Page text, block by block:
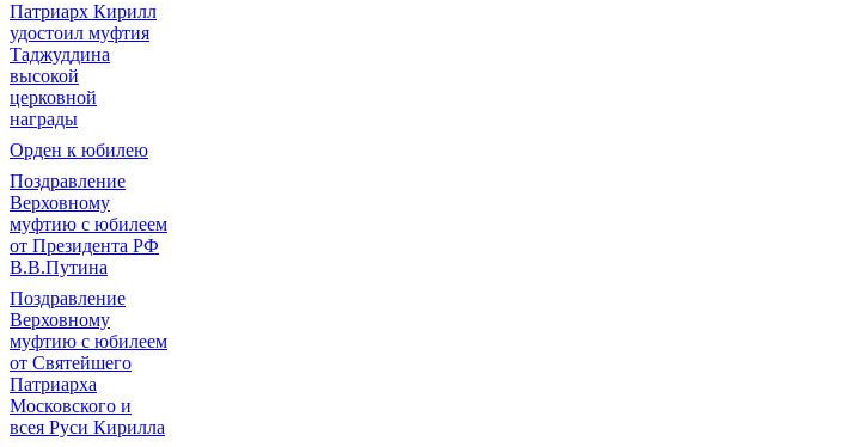
Патриарх Кирилл
удостоил муфтия
Таджуддина
высокой
церковной
награды
Орден к юбилею
Поздравление
Верховному
муфтию с юбилеем
от Президента РФ
В.В.Путина
Поздравление
Верховному
муфтию с юбилеем
от Святейшего
Патриарха
Московского и
всея Руси Кирилла